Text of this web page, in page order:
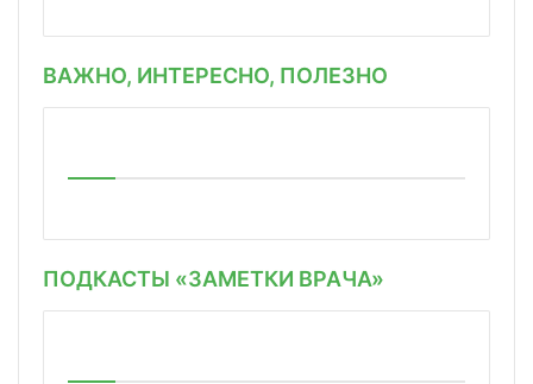
ВАЖНО, ИНТЕРЕСНО, ПОЛЕЗНО
ПОДКАСТЫ «ЗАМЕТКИ ВРАЧА»